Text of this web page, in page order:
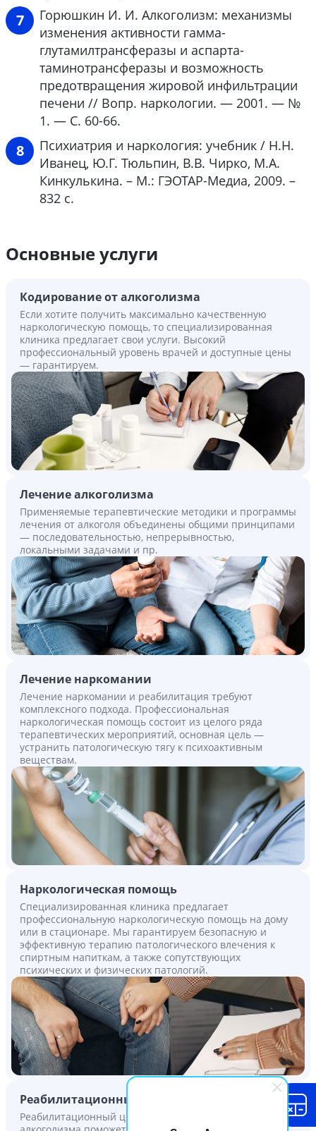
Горюшкин И. И. Алкоголизм: механизмы
изменения активности гамма-
глутамилтрансферазы и аспарта-
таминотрансферазы и возможность
предотвращения жировой инфильтрации
печени // Вопр. наркологии. — 2001. — №
1. — С. 60-66.
Психиатрия и наркология: учебник / Н.Н.
Иванец, Ю.Г. Тюльпин, В.В. Чирко, М.А.
Кинкулькина. – М.: ГЭОТАР-Медиа, 2009. –
832 с.
Основные услуги
Кодирование от алкоголизма
Если хотите получить максимально качественную
наркологическую помощь, то специализированная
клиника предлагает свои услуги. Высокий
профессиональный уровень врачей и доступные цены
— гарантируем.
Лечение алкоголизма
Применяемые терапевтические методики и программы
лечения от алкоголя объединены общими принципами
— последовательностью, непрерывностью,
локальными задачами и пр.
Лечение наркомании
Лечение наркомании и реабилитация требуют
комплексного подхода. Профессиональная
наркологическая помощь состоит из целого ряда
терапевтических мероприятий, основная цель —
устранить патологическую тягу к психоактивным
веществам.
Наркологическая помощь
Специализированная клиника предлагает
профессиональную наркологическую помощь на дому
или в стационаре. Мы гарантируем безопасную и
эффективную терапию патологического влечения к
спиртным напиткам, а также сопутствующих
психических и физических патологий.
Реабилитационный центр
Реабилитационный центр лечения наркомании и